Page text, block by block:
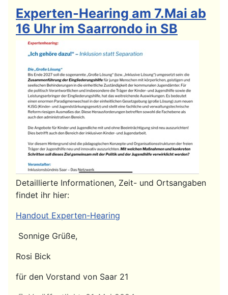
Experten-Hearing am 7.Mai ab
16 Uhr im Saarrondo in SB
Detaillierte Informationen, Zeit- und Ortsangaben
findet ihr hier:
Handout Experten-Hearing
Sonnige Grüße,
Rosi Bick
für den Vorstand von Saar 21